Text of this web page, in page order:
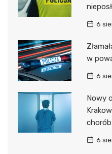
6
w
6
Nowy
chorób
6